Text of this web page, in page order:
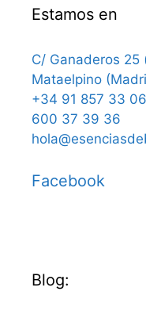
Estamos en
C/ Ganaderos 25
Mataelpino
+34 91 857 33
600 37 39 36
Facebook
Blog: